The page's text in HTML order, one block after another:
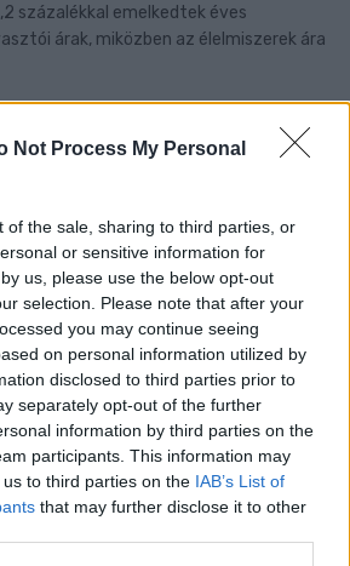
Not Process My Personal
of the sale, sharing to third parties, or
or sensitive information for
us, please use the below opt-out
selection. Please note that after your
you may continue seeing
on personal information utilized by
disclosed to third parties prior to
separately opt-out of the further
information by third parties on the
participants. This information may
to third parties on the IAB’s List of
that may further disclose it to other
százalékkal emelkedtek éves
árak, miközben az élelmiszerek ára
Szólj hozzá!
ÁRNYALATA ÉS MÉG EGY SOR